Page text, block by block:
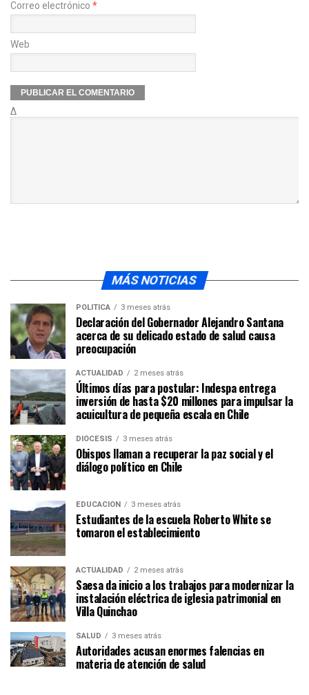
Correo electrónico *
Web
Δ
MÁS NOTICIAS
POLÍTICA 3 meses atrás
Declaración del Gobernador Alejandro Santana
acerca de su delicado estado de salud causa
preocupación
ACTUALIDAD 2 meses atrás
Últimos días para postular: Indespa entrega
inversión de hasta $20 millones para impulsar la
acuicultura de pequeña escala en Chile
DIÓCESIS 3 meses atrás
Obispos llaman a recuperar la paz social y el
diálogo político en Chile
EDUCACIÓN 3 meses atrás
Estudiantes de la escuela Roberto White se
tomaron el establecimiento
ACTUALIDAD 2 meses atrás
Saesa da inicio a los trabajos para modernizar la
instalación eléctrica de iglesia patrimonial en
Villa Quinchao
SALUD 3 meses atrás
Autoridades acusan enormes falencias en
materia de atención de salud